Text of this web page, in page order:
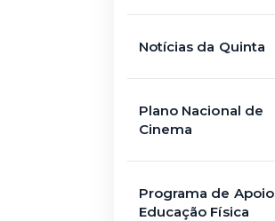
Notícias da Quinta
Plano Nacional de
Cinema
Programa de Apoio
Educação Física